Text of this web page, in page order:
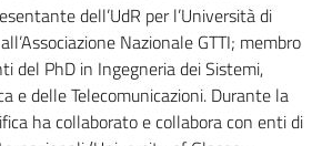
dell’UdR per l’Università di
Nazionale GTTI; membro
del PhD in Ingegneria dei Sistemi,
e delle Telecomunicazioni. Durante la
ha collaborato e collabora con enti di